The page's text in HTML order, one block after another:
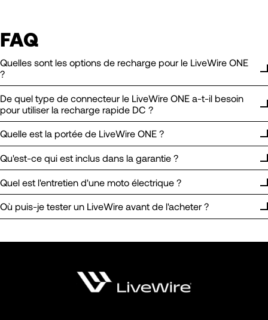
FAQ
Quelles sont les options de recharge pour le LiveWire ONE
?
De quel type de connecteur le LiveWire ONE a-t-il besoin
pour utiliser la recharge rapide DC ?
Quelle est la portée de LiveWire ONE ?
Qu'est-ce qui est inclus dans la garantie ?
Quel est l'entretien d'une moto électrique ?
Où puis-je tester un LiveWire avant de l'acheter ?